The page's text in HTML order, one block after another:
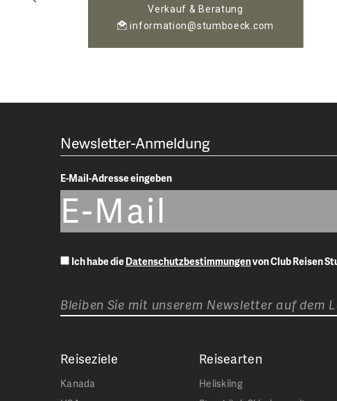
Verkauf & Beratung
information@stumboeck.com
Newsletter-Anmeldung
E-Mail-Adresse eingeben
Ich habe dieDatenschutzbestimmungenvon Club Reisen
Bleiben Sie mit unserem Newsletter auf dem
Reiseziele
Kanada
Reisearten
Heliskiing